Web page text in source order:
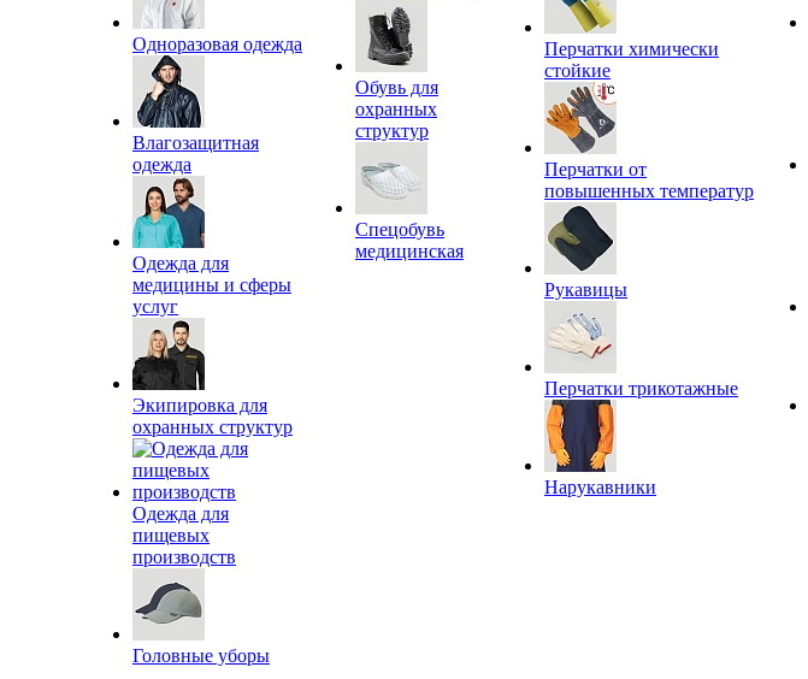
Одноразовая одежда
Влагозащитная
одежда
Одежда для
медицины и сферы
услуг
Экипировка для
охранных структур
Одежда для
пищевых
производств
Головные уборы
Обувь для
охранных
структур
Спецобувь
медицинская
Перчатки химически
стойкие
Перчатки от
повышенных температур
Рукавицы
Перчатки трикотажные
Нарукавники